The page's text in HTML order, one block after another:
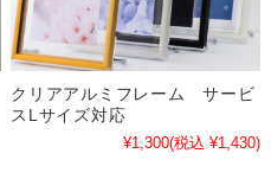
クリアアルミフレーム サービ
スLサイズ対応
¥1,300(税込 ¥1,430)